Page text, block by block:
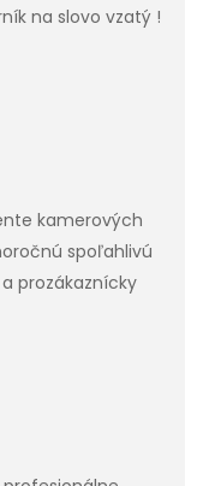
na slovo vzatý !
kamerových
spoľahlivú
prozákaznícky